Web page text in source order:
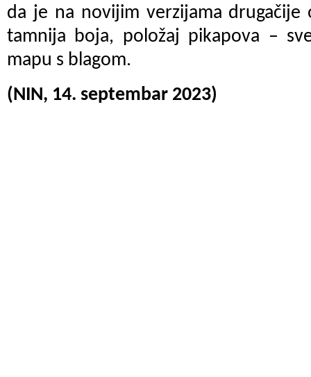
da je na novijim verzijama drugačije
tamnija boja, položaj pikapova –
mapu s blagom.
(NIN, 14. septembar 2023)